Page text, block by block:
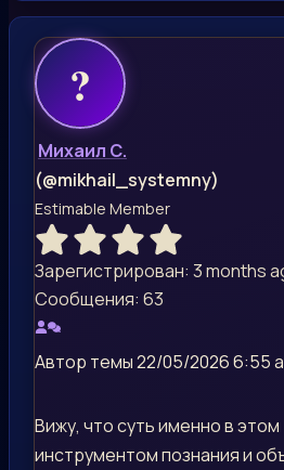
Михаил С.
(@mikhail_systemny)
Estimable Member
Зарегистрирован: 3 months
Сообщения: 63
Автор темы22/05/2026 6:55
Вижу, что суть именно в
инструментом познания и